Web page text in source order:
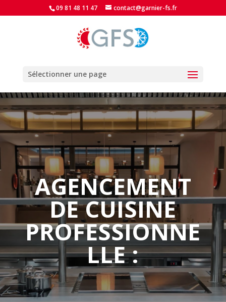
09 81 48 11 47 contact@garnier-fs.fr
Sélectionner une page
AGENCEMENT
DE CUISINE
PROFESSIONNE
LLE :